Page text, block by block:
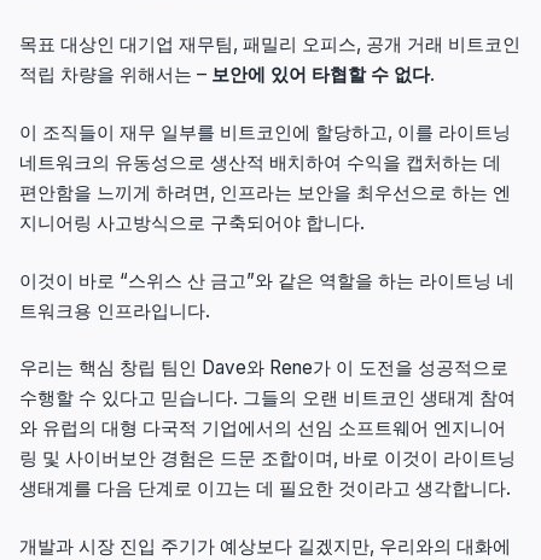
목표 대상인 대기업 재무팀, 패밀리 오피스, 공개 거래 비트코인
적립 차량을 위해서는 – 보안에 있어 타협할 수 없다.
이 조직들이 재무 일부를 비트코인에 할당하고, 이를 라이트닝
네트워크의 유동성으로 생산적 배치하여 수익을 캡처하는 데
편안함을 느끼게 하려면, 인프라는 보안을 최우선으로 하는 엔
지니어링 사고방식으로 구축되어야 합니다.
이것이 바로 “스위스 산 금고”와 같은 역할을 하는 라이트닝 네
트워크용 인프라입니다.
우리는 핵심 창립 팀인 Dave와 Rene가 이 도전을 성공적으로
수행할 수 있다고 믿습니다. 그들의 오랜 비트코인 생태계 참여
와 유럽의 대형 다국적 기업에서의 선임 소프트웨어 엔지니어
링 및 사이버보안 경험은 드문 조합이며, 바로 이것이 라이트닝
생태계를 다음 단계로 이끄는 데 필요한 것이라고 생각합니다.
개발과 시장 진입 주기가 예상보다 길겠지만, 우리와의 대화에